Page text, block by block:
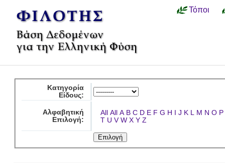
Τόποι
Κατηγορία
Είδους:
Αλφαβητική
Επιλογή:
All All A B C D E F G H I J K L M N O P
T U V W X Y Z